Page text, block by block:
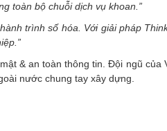
toàn bộ chuỗi dịch vụ khoan.”
trình số hóa. Với giải pháp
& an toàn thông tin. Đội ngũ của
nước chung tay xây dựng.